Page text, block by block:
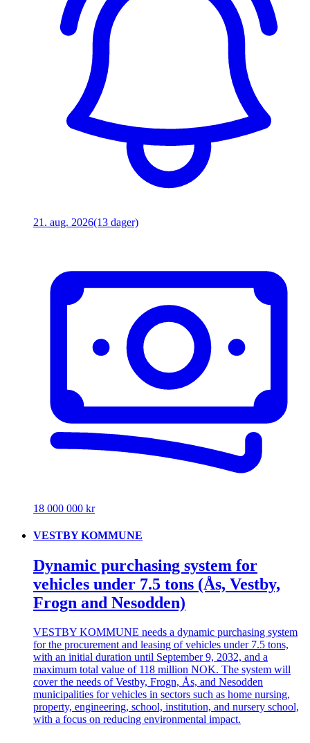
21. aug. 2026(13 dager)
18 000 000 kr
VESTBY KOMMUNE
Dynamic purchasing system for
vehicles under 7.5 tons (Ås, Vestby,
Frogn and Nesodden)
VESTBY KOMMUNE needs a dynamic purchasing system
for the procurement and leasing of vehicles under 7.5 tons,
with an initial duration until September 9, 2032, and a
maximum total value of 118 million NOK. The system will
cover the needs of Vestby, Frogn, Ås, and Nesodden
municipalities for vehicles in sectors such as home nursing,
property, engineering, school, institution, and nursery school,
with a focus on reducing environmental impact.